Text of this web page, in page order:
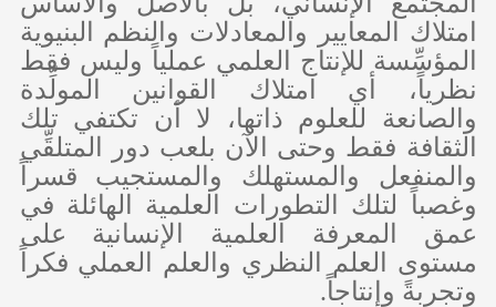
امتلاك المعايير والمعادلات والنظم البنيوية
المؤسِّسة للإنتاج العلمي عملياً وليس فقط
نظرياً، أي امتلاك القوانين المولِّدة
والصانعة للعلوم ذاتها، لا أن تكتفي تلك
الثقافة فقط وحتى الآن بلعب دور المتلقِّي
والمنفعل والمستهلك والمستجيب قسراً
وغصباً لتلك التطورات العلمية الهائلة في
عمق المعرفة العلمية الإنسانية على
مستوى العلم النظري والعلم العملي فكراً
وتجربةً وإنتاجاً.